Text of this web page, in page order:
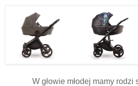
W głowie młodej mamy rodzi